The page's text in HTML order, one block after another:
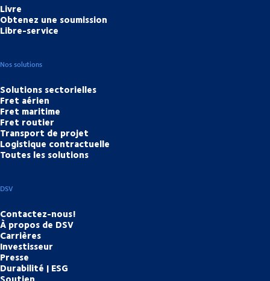
Livre
Obtenez une soumission
Libre-service
Nos solutions
Solutions sectorielles
Fret aérien
Fret maritime
Fret routier
Transport de projet
Logistique contractuelle
Toutes les solutions
DSV
Contactez-nous!
À propos de DSV
Carrières
Investisseur
Presse
Durabilité | ESG